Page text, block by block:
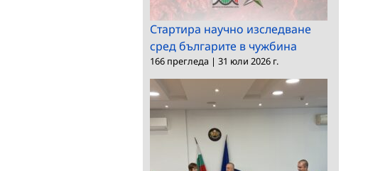
Стартира научно изследване
сред българите в чужбина
166 прегледа | 31 юли 2026 г.